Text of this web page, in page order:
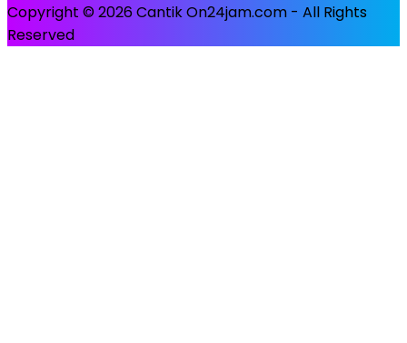
Copyright © 2026 Cantik On24jam.com - All Rights
Reserved